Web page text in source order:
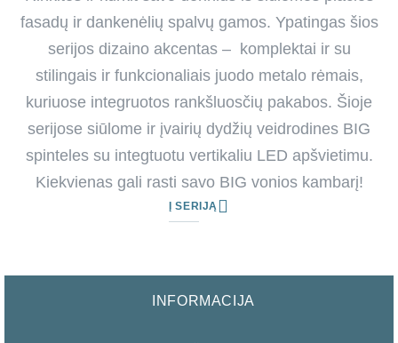
fasadų ir dankenėlių spalvų gamos. Ypatingas šios
serijos dizaino akcentas – komplektai ir su
stilingais ir funkcionaliais juodo metalo rėmais,
kuriuose integruotos rankšluosčių pakabos. Šioje
serijose siūlome ir įvairių dydžių veidrodines BIG
spinteles su integtuotu vertikaliu LED apšvietimu.
Kiekvienas gali rasti savo BIG vonios kambarį!
Į SERIJĄ
INFORMACIJA